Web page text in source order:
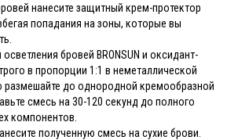
нанесите защитный крем-протектор
попадания на зоны, которые вы
бровей BRONSUN и оксидант-
в пропорции 1:1 в неметаллической
размешайте до однородной кремообразной
смесь на 30-120 секунд до полного
компонентов.
полученную смесь на сухие брови.